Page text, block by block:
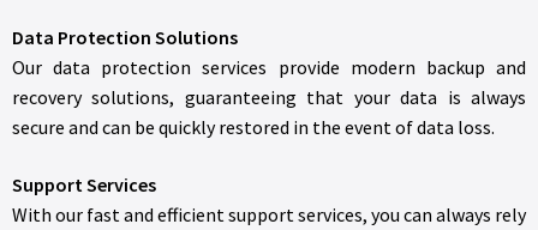
Data Protection Solutions
Our data protection services provide modern backup and
recovery solutions, guaranteeing that your data is always
secure and can be quickly restored in the event of data loss.
Support Services
With our fast and efficient support services, you can always rely